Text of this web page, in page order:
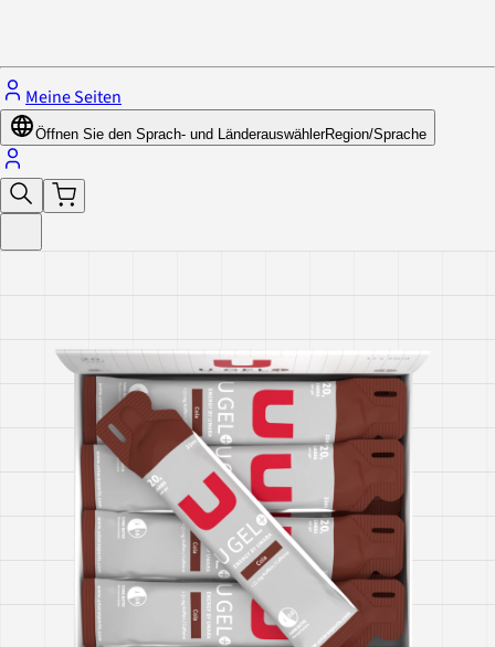
Meine Seiten
Öffnen Sie den Sprach- und LänderauswählerRegion/Sprache